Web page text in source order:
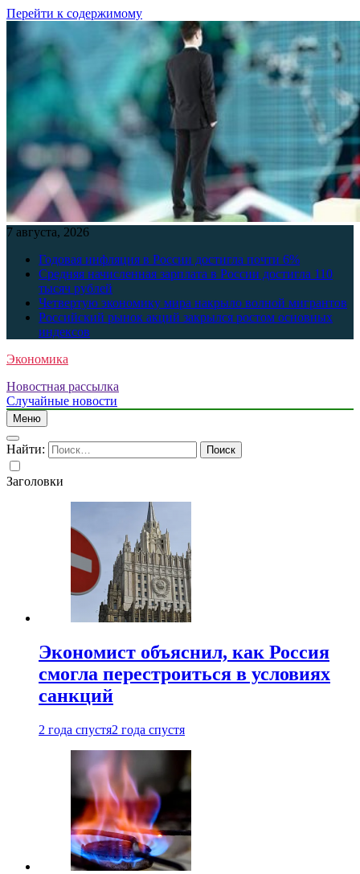
Перейти к содержимому
7 августа, 2026
Годовая инфляция в России достигла почти 6%
Средняя начисленная зарплата в России достигла 110
тысяч рублей
Четвертую экономику мира накрыло волной мигрантов
Российский рынок акций закрылся ростом основных
индексов
Экономика
Новостная рассылка
Случайные новости
Меню
Найти:
Заголовки
Экономист объяснил, как Россия
смогла перестроиться в условиях
санкций
2 года спустя2 года спустя